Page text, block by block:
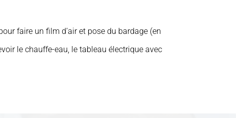
faire un film d’air et pose du bardage (en
le chauffe-eau, le tableau électrique avec